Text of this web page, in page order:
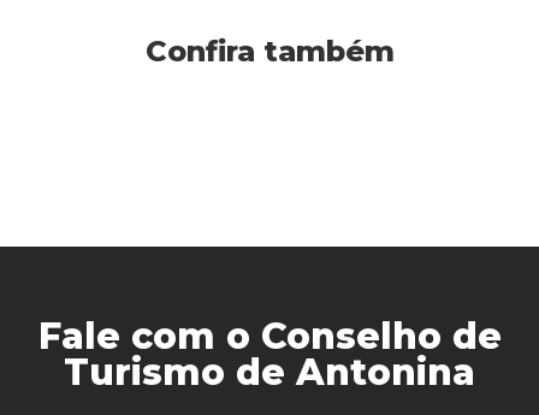
Confira também
Fale com o Conselho de
Turismo de Antonina